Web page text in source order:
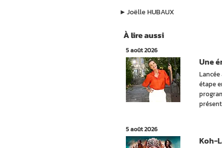
Joëlle HUBAUX
▶︎
À lire aussi
5 août 2026
étape
Une
5 août 2026
Koh-